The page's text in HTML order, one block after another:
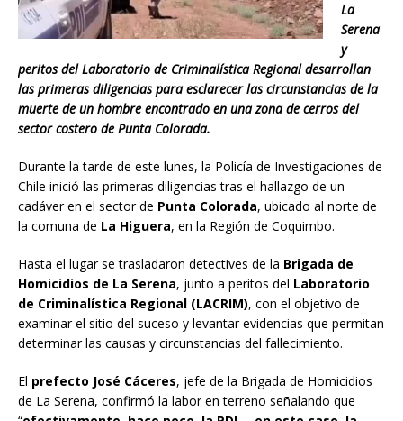
La
Serena
y
peritos del Laboratorio de Criminalística Regional desarrollan
las primeras diligencias para esclarecer las circunstancias de la
muerte de un hombre encontrado en una zona de cerros del
sector costero de Punta Colorada.
Durante la tarde de este lunes, la Policía de Investigaciones de
Chile inició las primeras diligencias tras el hallazgo de un
cadáver en el sector de Punta Colorada, ubicado al norte de
la comuna de La Higuera, en la Región de Coquimbo.
Hasta el lugar se trasladaron detectives de la Brigada de
Homicidios de La Serena, junto a peritos del Laboratorio
de Criminalística Regional (LACRIM), con el objetivo de
examinar el sitio del suceso y levantar evidencias que permitan
determinar las causas y circunstancias del fallecimiento.
El prefecto José Cáceres, jefe de la Brigada de Homicidios
de La Serena, confirmó la labor en terreno señalando que